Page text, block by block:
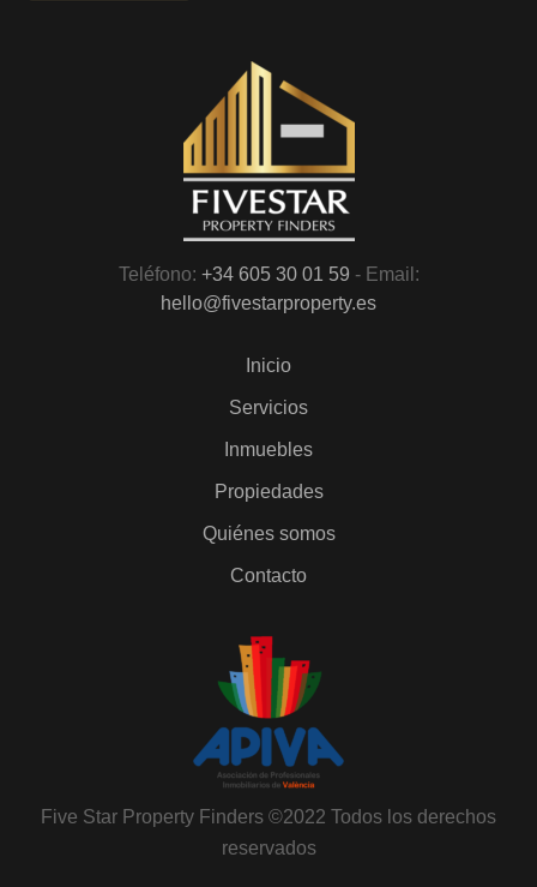
Teléfono: +34 605 30 01 59 - Email:
hello@fivestarproperty.es
Inicio
Servicios
Inmuebles
Propiedades
Quiénes somos
Contacto
Five Star Property Finders ©2022 Todos los derechos
reservados